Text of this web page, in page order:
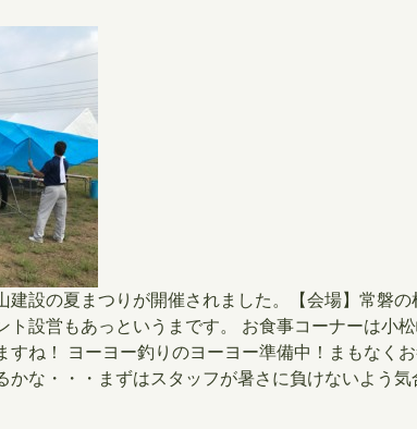
建設の夏まつりが開催されました。【会場】常磐
ト設営もあっというまです。 お食事コーナーは小
すね！ ヨーヨー釣りのヨーヨー準備中！まもなく
かな・・・まずはスタッフが暑さに負けないよう気